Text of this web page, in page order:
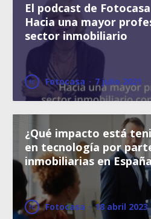
El podcast de
Hacia una mayor
sector inmobiliario
Fotocasa · 7 julio 2021
¿Qué impacto está
en tecnología por
inmobiliarias en
Fotocasa · 18 abril 2023